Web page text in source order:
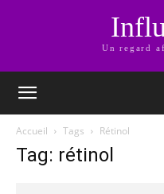
Un regard
Accueil Tags Rétinol
Tag: rétinol